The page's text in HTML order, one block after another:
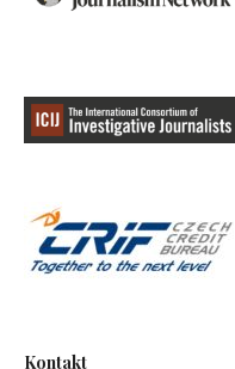
2018 byl spolu s
Shulayovým
vyděračství. Ještě
New Yorku
svobody. Rozsudek
Kontakt